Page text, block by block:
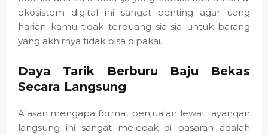
ekosistem digital ini sangat penting agar uang
harian kamu tidak terbuang sia-sia untuk barang
yang akhirnya tidak bisa dipakai.
Daya Tarik Berburu Baju Bekas
Secara Langsung
Alasan mengapa format penjualan lewat tayangan
langsung ini sangat meledak di pasaran adalah